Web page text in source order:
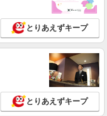
とりあえずキープ
とりあえずキープ